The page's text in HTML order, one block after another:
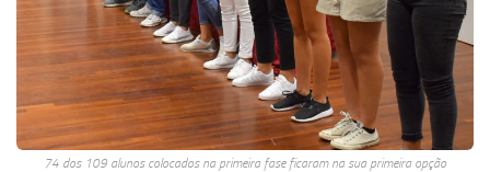
74 dos 109 alunos colocados na primeira fase ficaram na sua primeira opção